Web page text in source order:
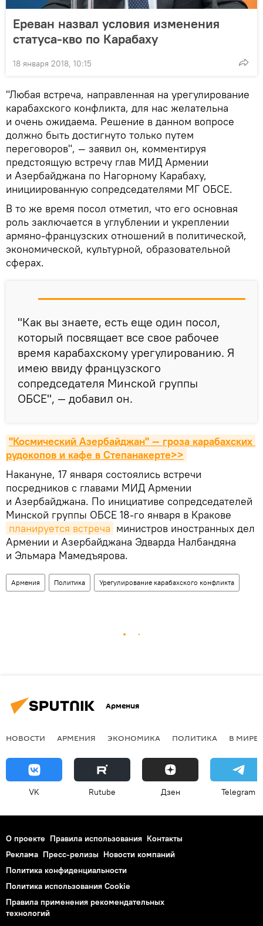
Ереван назвал условия изменения
статуса-кво по Карабаху
18 января 2018, 10:15
"Любая встреча, направленная на урегулирование
карабахского конфликта, для нас желательна
и очень ожидаема. Решение в данном вопросе
должно быть достигнуто только путем
переговоров", — заявил он, комментируя
предстоящую встречу глав МИД Армении
и Азербайджана по Нагорному Карабаху,
инициированную сопредседателями МГ ОБСЕ.
В то же время посол отметил, что его основная
роль заключается в углублении и укреплении
армяно-французских отношений в политической,
экономической, культурной, образовательной
сферах.
"Как вы знаете, есть еще один посол,
который посвящает все свое рабочее
время карабахскому урегулированию. Я
имею ввиду французского
сопредседателя Минской группы
ОБСЕ", — добавил он.
"Космический Азербайджан" — гроза карабахских
рудокопов и кафе в Степанакерте>>
Накануне, 17 января состоялись встречи
посредников с главами МИД Армении
и Азербайджана. По инициативе сопредседателей
Минской группы ОБСЕ 18-го января в Кракове
планируется встреча министров иностранных дел
Армении и Азербайджана Эдварда Налбандяна
и Эльмара Мамедъярова.
Армения Политика Урегулирование карабахского конфликта
Армения
НОВОСТИ АРМЕНИЯ ЭКОНОМИКА ПОЛИТИКА В МИРЕ
VK Rutube Дзен Telegram
О проекте Правила использования Контакты
Реклама Пресс-релизы Новости компаний
Политика конфиденциальности
Политика использования Cookie
Правила применения рекомендательных
технологий